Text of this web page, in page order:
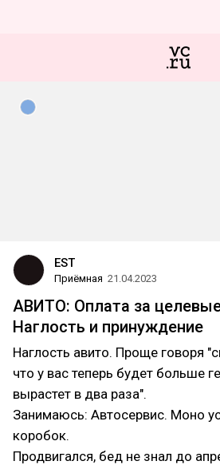
EST
Приёмная 21.04.2023
АВИТО: Оплата за
Наглость и принуждение
Наглость авито. Проще говоря
что у вас теперь будет больше
вырастет в два раза".
Занимаюсь: Автосервис. Моно
коробок.
Продвигался, бед не знал до